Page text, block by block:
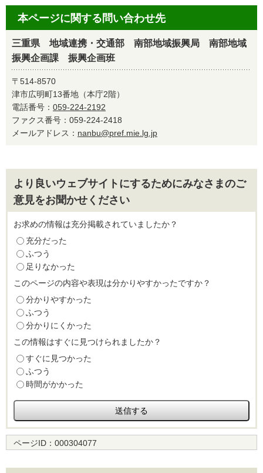
本ページに関する問い合わせ先
三重県 地域連携・交通部 南部地域振興局 南部地域
振興企画課 振興企画班
〒514-8570
津市広明町13番地（本庁2階）
電話番号： 059-224-2192
ファクス番号：059-224-2418
メールアドレス： nanbu@pref.mie.lg.jp
より良いウェブサイトにするためにみなさまのご
意見をお聞かせください
お求めの情報は充分掲載されていましたか？
充分だった
ふつう
足りなかった
このページの内容や表現は分かりやすかったですか？
分かりやすかった
ふつう
分かりにくかった
この情報はすぐに見つけられましたか？
すぐに見つかった
ふつう
時間がかかった
ページID： 000304077